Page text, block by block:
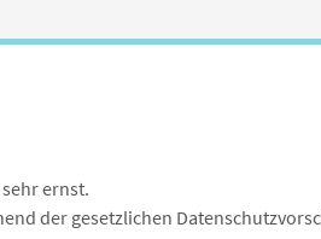
ernst.
der gesetzlichen